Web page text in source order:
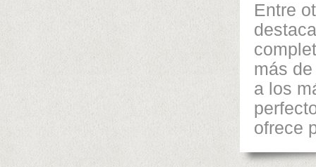
Entre
más
a los
ofrece